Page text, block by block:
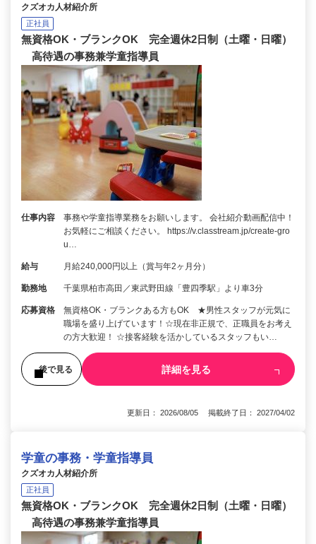
クズオカ人材紹介所
正社員
無資格OK・ブランクOK 完全週休2日制（土曜・日曜）
高待遇の事務兼学童指導員
仕事内容
事務や学童指導業務をお願いします。 会社紹介動画配信中！
お気軽にご相談ください。 https://v.classtream.jp/create-gro
u…
給与 月給240,000円以上（賞与年2ヶ月分）
勤務地 千葉県柏市高田／東武野田線「豊四季駅」より車3分
応募資格
無資格OK・ブランクある方もOK ★男性スタッフが元気に
職場を盛り上げています！☆現在非正規で、正職員をお考え
の方大歓迎！ ☆接客経験を活かしているスタッフもい…
後で見る 詳細を見る
更新日： 2026/08/05 掲載終了日： 2027/04/02
学童の事務・学童指導員
クズオカ人材紹介所
正社員
無資格OK・ブランクOK 完全週休2日制（土曜・日曜）
高待遇の事務兼学童指導員